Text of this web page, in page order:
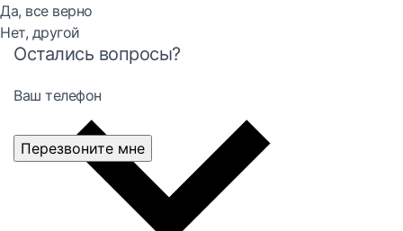
Да, все верно
Нет, другой
Остались вопросы?
Ваш телефон
Перезвоните мне